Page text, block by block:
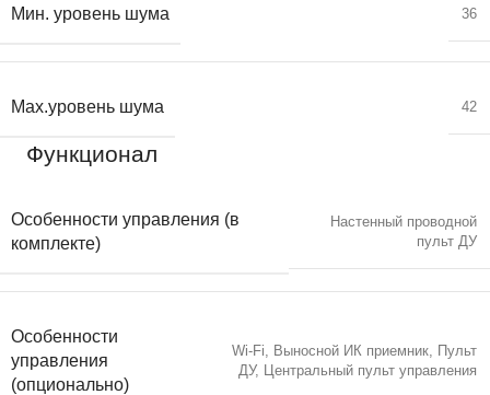
Мин. уровень шума 36
Max.уровень шума 42
Функционал
Особенности управления (в
комплекте)
Настенный проводной
пульт ДУ
Особенности
управления
(опционально)
Wi-Fi, Выносной ИК приемник, Пульт
ДУ, Центральный пульт управления